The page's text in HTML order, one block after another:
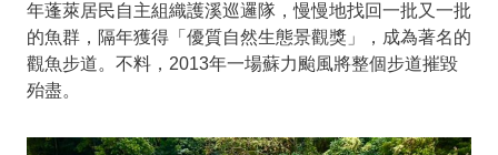
年蓬萊居民自主組織護溪巡邏隊，慢慢地找回一批又一批
的魚群，隔年獲得「優質自然生態景觀獎」，成為著名的
觀魚步道。不料，2013年一場蘇力颱風將整個步道摧毀
殆盡。